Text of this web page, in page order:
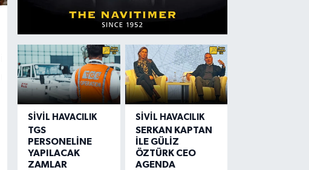
SIVIL HAVACILIK
TGS
PERSONELİNE
YAPILACAK
ZAMLAR
SIVIL HAVACILIK
SERKAN KAPTAN
İLE GÜLİZ
ÖZTÜRK CEO
AGENDA